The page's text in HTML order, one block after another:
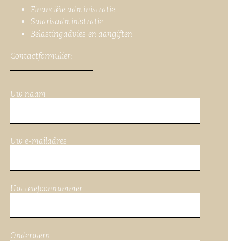
Financiële administratie
Salarisadministratie
Belastingadvies en aangiften
Contactformulier:
Uw naam
Uw e-mailadres
Uw telefoonnummer
Onderwerp